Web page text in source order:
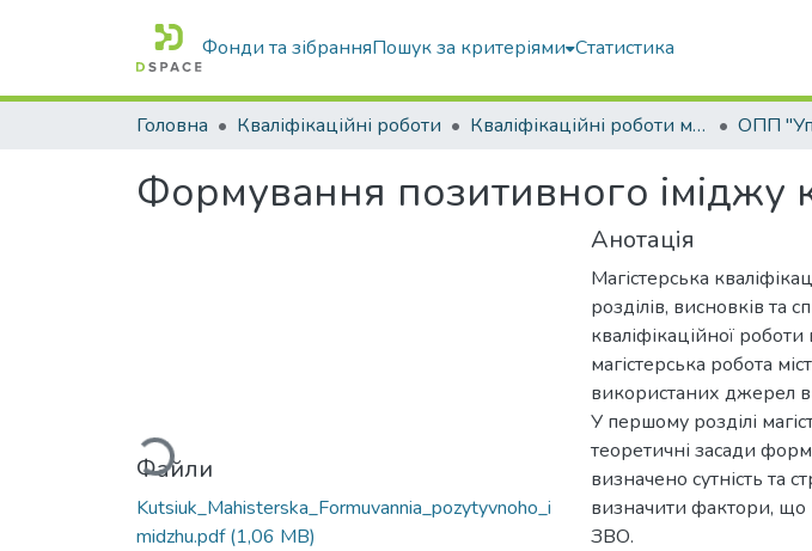
Фонди та зібранняПошук за критеріями Статистика
Головна Кваліфікаційні роботи Кваліфікаційні роботи магістрів
Формування позитивного іміджу
Вантажиться...
Файли
Kutsiuk_Mahisterska_Formuvannia_pozytyvnoho_i
midzhu.pdf(1,06 MB)
Анотація
Магістерська
розділів, висновків та
кваліфікаційної
магістерська робота
використаних джерел
У першому розділі
теоретичні засади
визначено сутність та
визначити фактори, що
ЗВО.